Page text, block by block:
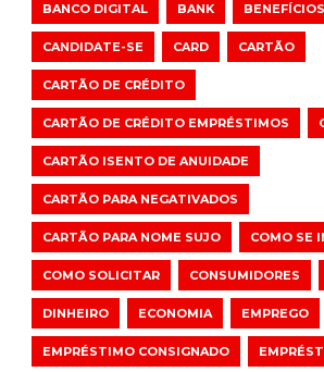
BANCO DIGITAL BANK BENEFÍCIOS
CANDIDATE-SE CARD CARTÃO
CARTÃO DE CRÉDITO
CARTÃO DE CRÉDITO EMPRÉSTIMOS
CARTÃO ISENTO DE ANUIDADE
CARTÃO PARA NEGATIVADOS
CARTÃO PARA NOME SUJO COMO SE
COMO SOLICITAR CONSUMIDORES
DINHEIRO ECONOMIA EMPREGO
EMPRÉSTIMO CONSIGNADO